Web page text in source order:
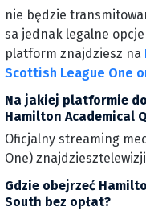
nie będzie
sa jednak legalne
platform znajdziesz na
Scottish League One
Na jakiej platformie
Hamilton Academical
Oficjalny streaming
One)
Gdzie obejrzeć
South bez opłat?